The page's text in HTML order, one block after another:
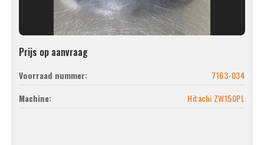
Prijs op aanvraag
Voorraad nummer:
7163-034
Machine:
Hitachi ZW150PL